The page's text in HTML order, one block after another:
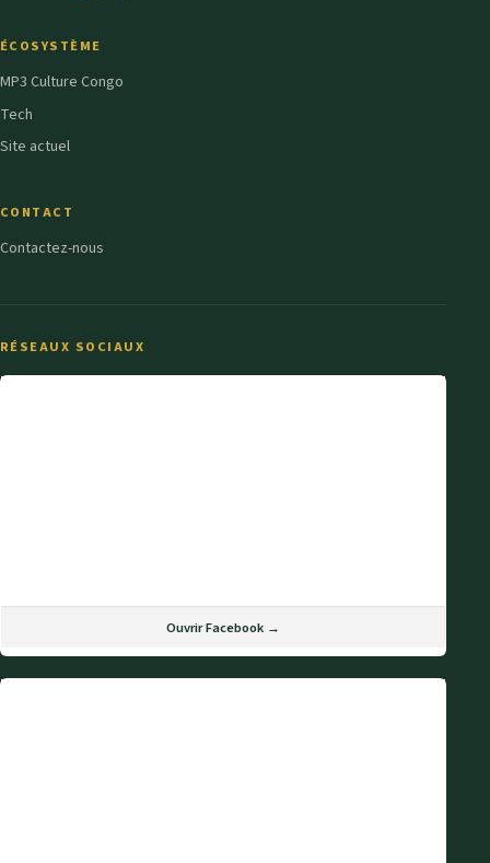
ÉCOSYSTÈME
MP3 Culture Congo
Tech
Site actuel
CONTACT
Contactez-nous
RÉSEAUX SOCIAUX
Ouvrir Facebook →